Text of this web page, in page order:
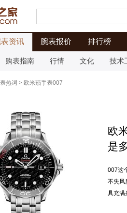
表资讯 腕表报价 排行榜
购表指南 行情 文化 技术
热词 > 欧米茄手表007
欧
是
007这
不失风
具充满